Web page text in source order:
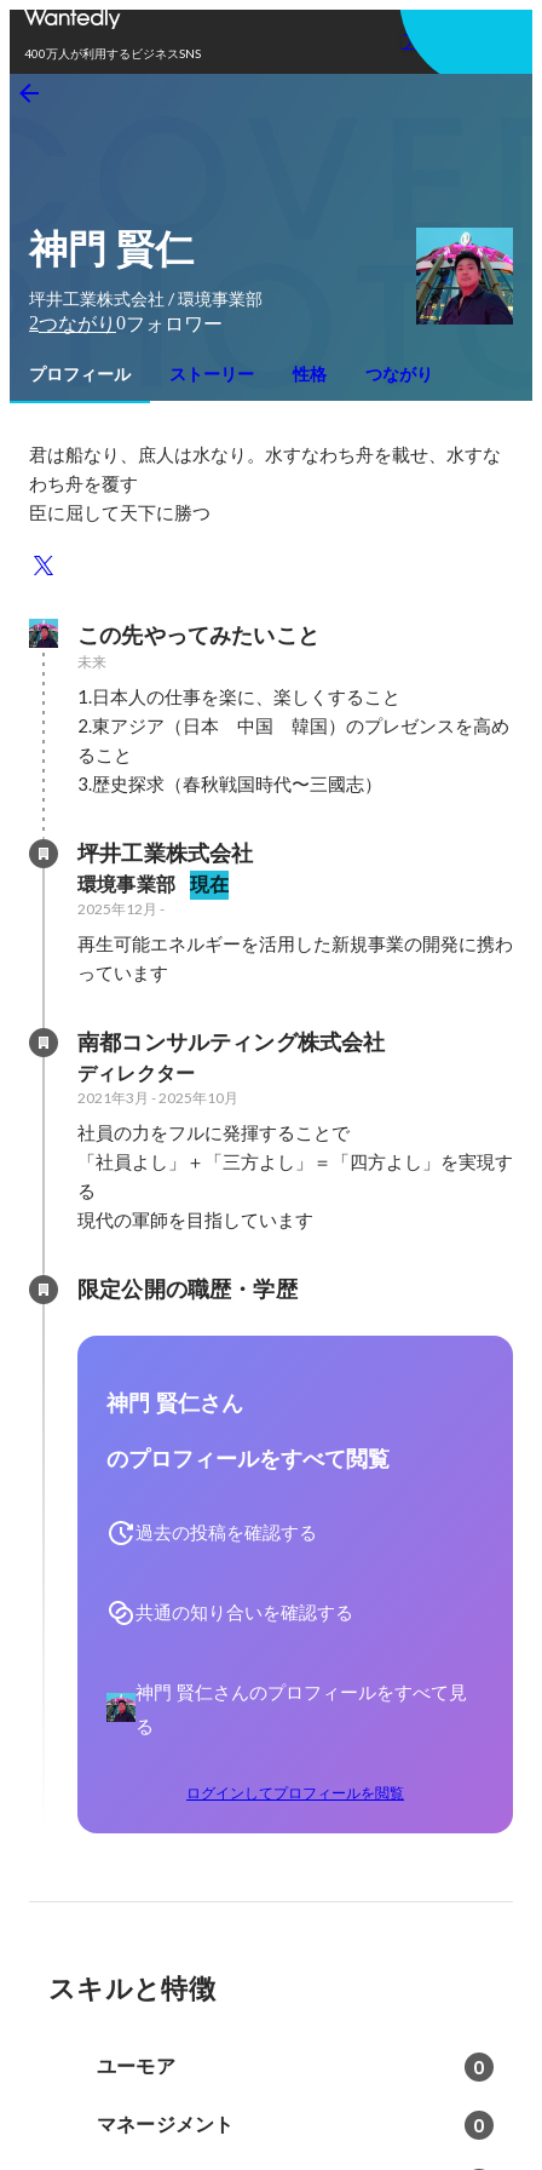
400万人が利用するビジネスSNS
アプリを使う
神門 賢仁
坪井工業株式会社 / 環境事業部
2つながり 0フォロワー
プロフィール ストーリー 性格 つながり
君は船なり、庶人は水なり。水すなわち舟を載せ、水すな
わち舟を覆す
臣に屈して天下に勝つ
この先やってみたいこと
未来
1.日本人の仕事を楽に、楽しくすること
2.東アジア（日本　中国　韓国）のプレゼンスを高め
ること
3.歴史探求（春秋戦国時代〜三國志）
坪井工業株式会社
環境事業部 現在
2025年12月 -
再生可能エネルギーを活用した新規事業の開発に携わ
っています
南都コンサルティング株式会社
ディレクター
2021年3月 -2025年10月
社員の力をフルに発揮することで
「社員よし」＋「三方よし」＝「四方よし」を実現す
る
現代の軍師を目指しています
限定公開の職歴・学歴
神門 賢仁さん
のプロフィールをすべて閲覧
過去の投稿を確認する
共通の知り合いを確認する
神門 賢仁さんのプロフィールをすべて見
る
ログインしてプロフィールを閲覧
スキルと特徴
ユーモア 0
マネージメント 0